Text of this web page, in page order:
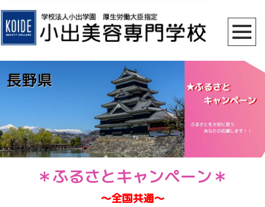
＊ふるさとキャンペーン＊
〜全国共通〜